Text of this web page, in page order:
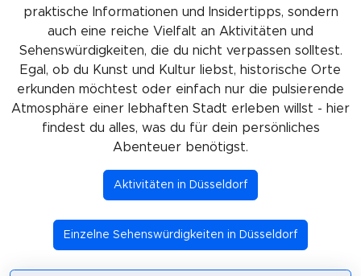
praktische Informationen und Insidertipps, sondern
auch eine reiche Vielfalt an Aktivitäten und
Sehenswürdigkeiten, die du nicht verpassen solltest.
Egal, ob du Kunst und Kultur liebst, historische Orte
erkunden möchtest oder einfach nur die pulsierende
Atmosphäre einer lebhaften Stadt erleben willst - hier
findest du alles, was du für dein persönliches
Abenteuer benötigst.
Aktivitäten in Düsseldorf
Einzelne Sehenswürdigkeiten in Düsseldorf